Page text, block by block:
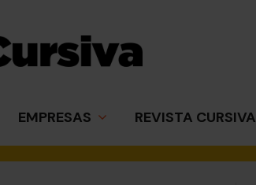
EMPRESAS REVISTA CURSIVA